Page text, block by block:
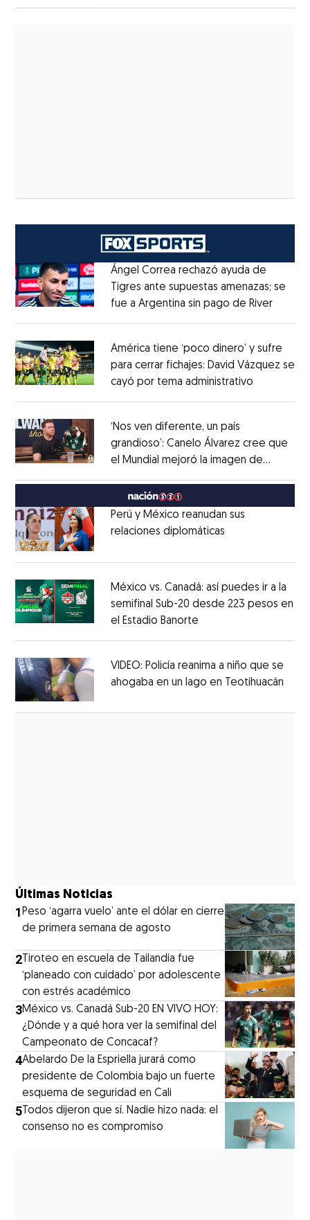
Ángel Correa rechazó ayuda de
Tigres ante supuestas amenazas; se
fue a Argentina sin pago de RiverOpens
América tiene ‘poco dinero’ y sufre
para cerrar fichajes: David Vázquez se
cayó por tema administrativo
‘Nos ven diferente, un país
grandioso’: Canelo Álvarez cree que
el Mundial mejoró la imagen de
MéxicoOpens in new window
Perú y México reanudan sus
relaciones diplomáticas
México vs. Canadá: así puedes ir a la
semifinal Sub-20 desde 223 pesos en
el Estadio Banorte
VIDEO: Policía reanima a niño que se
ahogaba en un lago en Teotihuacán
Últimas Noticias
1Peso ‘agarra vuelo’ ante el dólar en cierre
de primera semana de agosto
2 Tiroteo en escuela de Tailandia fue
‘planeado con cuidado’ por adolescente
con estrés académico
3México vs. Canadá Sub-20 EN VIVO HOY:
¿Dónde y a qué hora ver la semifinal del
Campeonato de Concacaf?
4Abelardo De la Espriella jurará como
presidente de Colombia bajo un fuerte
esquema de seguridad en Cali
5 Todos dijeron que sí. Nadie hizo nada: el
consenso no es compromiso